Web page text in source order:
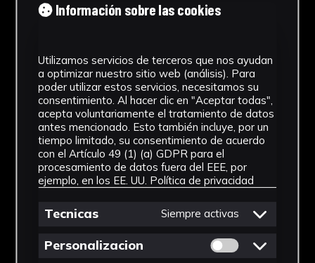
IMÁGENES
Información sobre las cookies
Utilizamos servicios de terceros que nos ayudan
a optimizar nuestro sitio web (análisis). Para
poder utilizar estos servicios, necesitamos su
consentimiento. Al hacer clic en "Aceptar todas",
acepta voluntariamente el tratamiento de datos
antes mencionado. Esto también incluye, por un
tiempo limitado, su consentimiento de acuerdo
con el Artículo 49 (1) (a) GDPR para el
procesamiento de datos fuera del EEE, por
ejemplo, en los EE. UU. Política de privacidad
Tecnicas Siempre activas
Personalizacion Permitir cookies